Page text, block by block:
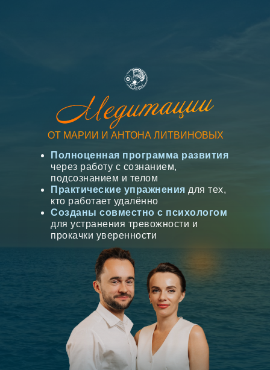
ОТ МАРИИ И АНТОНА ЛИТВИНОВЫХ
Полноценная программа развития
через работу с сознанием,
подсознанием и телом
Практические упражнения для тех,
кто работает удалённо
Созданы совместно с психологом
для устранения тревожности и
прокачки уверенности